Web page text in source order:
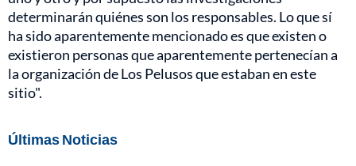
determinarán quiénes son los responsables. Lo que sí
ha sido aparentemente mencionado es que existen o
existieron personas que aparentemente pertenecían a
la organización de Los Pelusos que estaban en este
sitio".
Últimas Noticias